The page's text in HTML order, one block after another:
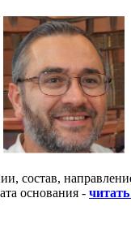
состав,
основания -